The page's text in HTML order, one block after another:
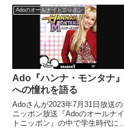
の中で」について話していまし
た。
Adoのオールナイトニッポン
Ado『ハンナ・モンタナ』
への憧れを語る
Adoさんが2023年7月31日放送の
ニッポン放送『Adoのオールナイ
トニッポン』の中で学生時代にし